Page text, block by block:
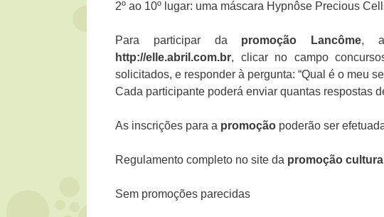
2º ao 10º lugar: uma máscara Hypnôse Precious
Para participar da promoção Lancôme,
http://elle.abril.com.br, clicar no campo
solicitados, e responder à pergunta: “Qual é o meu
Cada participante poderá enviar quantas respostas
As inscrições para a promoção poderão ser
Regulamento completo no site da promoção
Sem promoções parecidas